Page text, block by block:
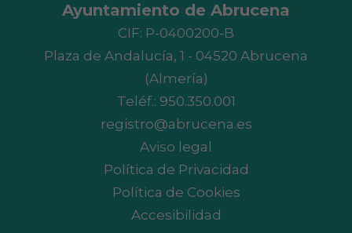
Ayuntamiento de Abrucena
CIF: P-0400200-B
Plaza de Andalucía, 1 - 04520 Abrucena
(Almería)
Teléf.: 950.350.001
registro@abrucena.es
Aviso legal
Política de Privacidad
Política de Cookies
Accesibilidad